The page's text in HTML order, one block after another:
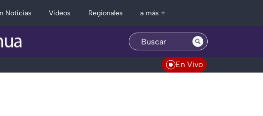
Noticias Videos Regionales a más +
En Vivo